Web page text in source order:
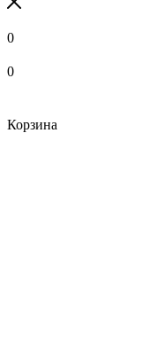
0
0
Корзина